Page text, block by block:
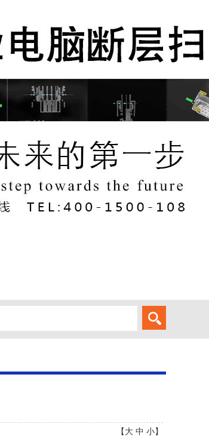
【 大 中 小】